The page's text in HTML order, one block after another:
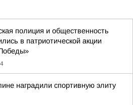
полиция и общественность
в патриотической акции
наградили спортивную элиту